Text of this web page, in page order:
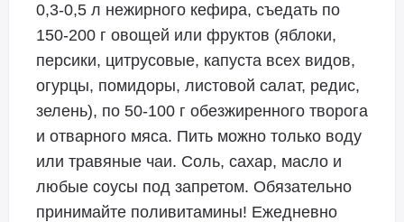
0,3-0,5 л нежирного кефира, съедать по
150-200 г овощей или фруктов (яблоки,
персики, цитрусовые, капуста всех видов,
огурцы, помидоры, листовой салат, редис,
зелень), по 50-100 г обезжиренного творога
и отварного мяса. Пить можно только воду
или травяные чаи. Соль, сахар, масло и
любые соусы под запретом. Обязательно
принимайте поливитамины! Ежедневно